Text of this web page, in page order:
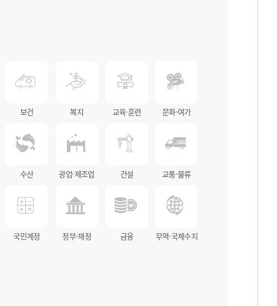
보건 복지 교육·훈련 문화·여가
수산 광업·제조업 건설 교통·물류
국민계정 정부·재정 금융 무역·국제수지